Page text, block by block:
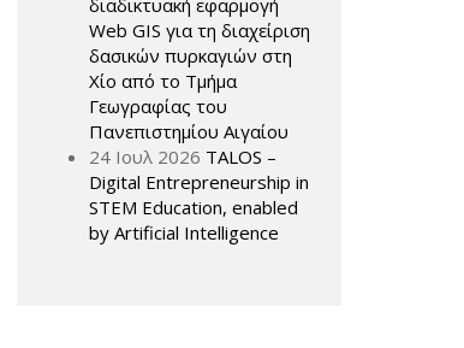
διαδικτυακή εφαρμογή
Web GIS για τη διαχείριση
δασικών πυρκαγιών στη
Χίο από το Τμήμα
Γεωγραφίας του
Πανεπιστημίου Αιγαίου
24 Ιουλ 2026 TALOS –
Digital Entrepreneurship in
STEM Education, enabled
by Artificial Intelligence